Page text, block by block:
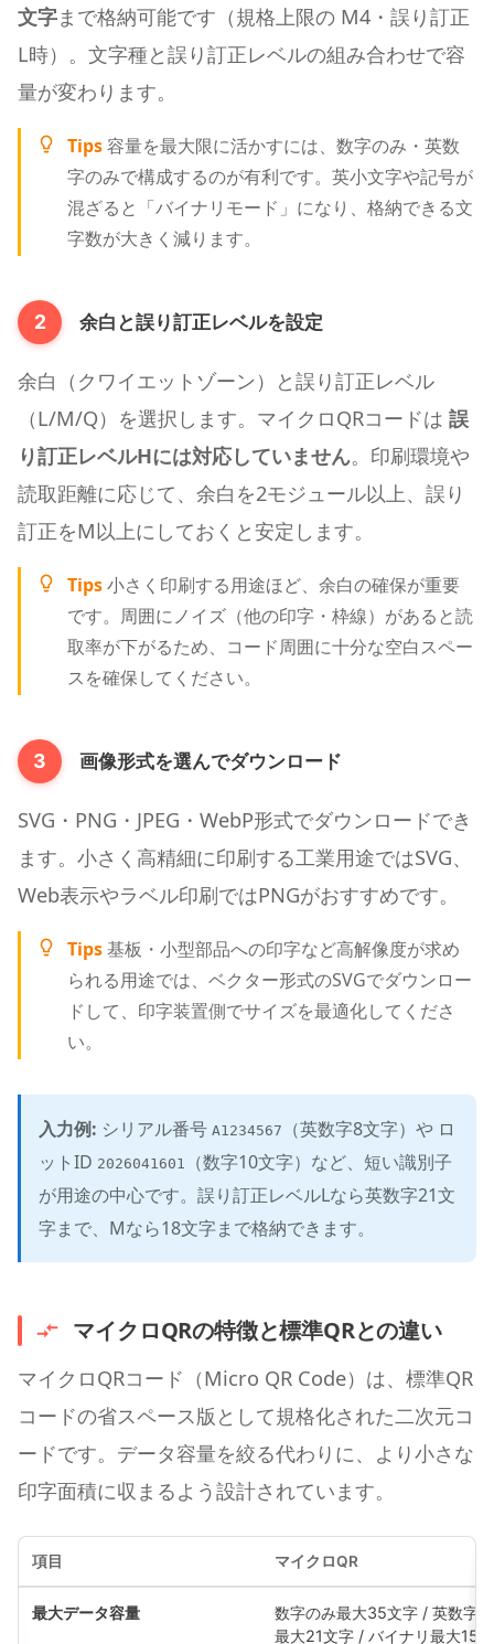
文字まで格納可能です（規格上限の M4・誤り訂正
L時）。文字種と誤り訂正レベルの組み合わせで容
量が変わります。
Tips容量を最大限に活かすには、数字のみ・英数
字のみで構成するのが有利です。英小文字や記号が
混ざると「バイナリモード」になり、格納できる文
字数が大きく減ります。
2 余白と誤り訂正レベルを設定
余白（クワイエットゾーン）と誤り訂正レベル
（L/M/Q）を選択します。マイクロQRコードは 誤
り訂正レベルHには対応していません。印刷環境や
読取距離に応じて、余白を2モジュール以上、誤り
訂正をM以上にしておくと安定します。
Tips小さく印刷する用途ほど、余白の確保が重要
です。周囲にノイズ（他の印字・枠線）があると読
取率が下がるため、コード周囲に十分な空白スペー
スを確保してください。
3 画像形式を選んでダウンロード
SVG・PNG・JPEG・WebP形式でダウンロードでき
ます。小さく高精細に印刷する工業用途ではSVG、
Web表示やラベル印刷ではPNGがおすすめです。
Tips基板・小型部品への印字など高解像度が求め
られる用途では、ベクター形式のSVGでダウンロー
ドして、印字装置側でサイズを最適化してくださ
い。
入力例: シリアル番号 A1234567
（英数字8文字）や ロ
ットID 2026041601
（数字10文字）など、短い識別子
が用途の中心です。誤り訂正レベルLなら英数字21文
字まで、Mなら18文字まで格納できます。
マイクロQRの特徴と標準QRとの違い
マイクロQRコード（Micro QR Code）は、標準QR
コードの省スペース版として規格化された二次元コ
ードです。データ容量を絞る代わりに、より小さな
印字面積に収まるよう設計されています。
項目 マイクロQR
最大データ容量
数字のみ最大35文字 / 英数字
最大21文字 / バイナリ最大15